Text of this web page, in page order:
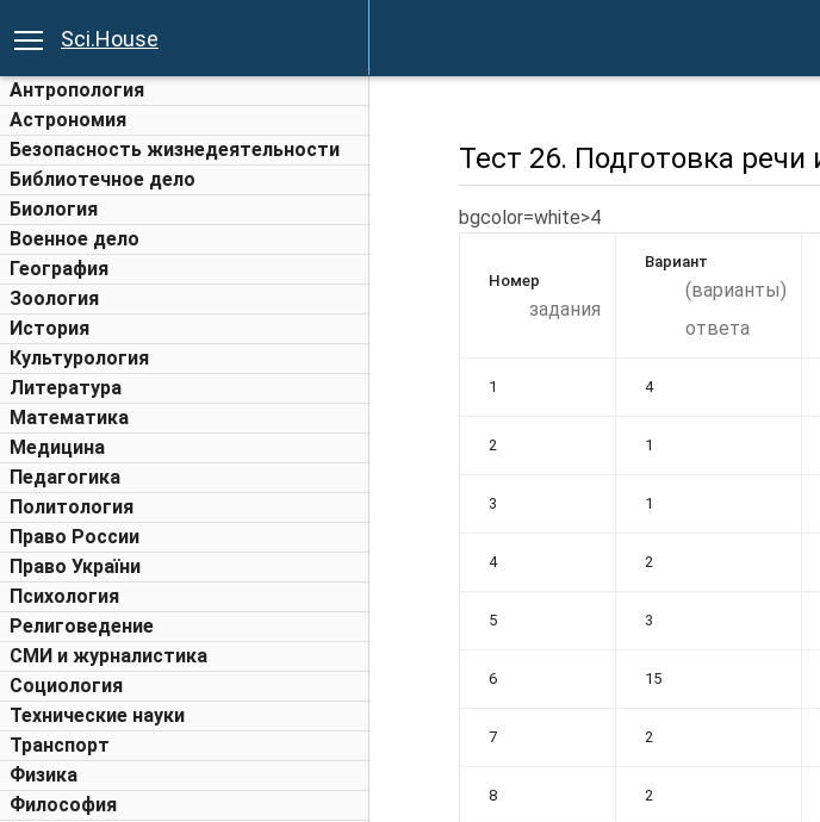
Sci.House
Антропология
Астрономия
Безопасность жизнедеятельности
Библиотечное дело
Биология
Военное дело
География
Зоология
История
Культурология
Литература
Математика
Медицина
Педагогика
Политология
Право России
Право України
Психология
Религоведение
СМИ и журналистика
Социология
Технические науки
Транспорт
Физика
Философия
Тест 26. Подготовка
bgcolor=white>4
Номер
задания
Вариант
(варианты)
ответа
1 4
2 1
3 1
4 2
5 3
6 15
7 2
8 2